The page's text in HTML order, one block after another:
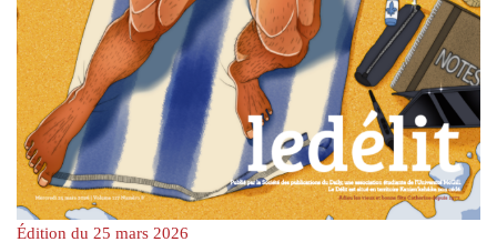
Édition du 25 mars 2026